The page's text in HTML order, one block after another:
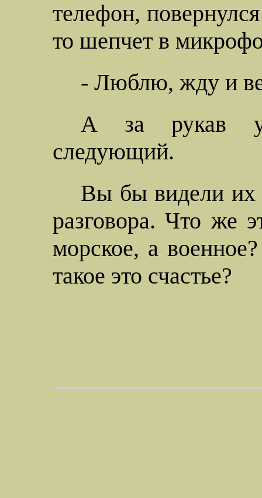
телефон,
то шепчет в
- Люблю, жду и
А за рукав
следующий.
Вы бы видели их
разговора. Что же
морское, а
такое это счастье?